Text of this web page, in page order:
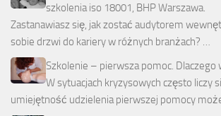
szkolenia iso 18001, BHP Warszawa.
Zastanawiasz się, jak zostać audytorem
sobie drzwi do kariery w różnych branżach? …
Szkolenie – pierwsza pomoc. Dlaczego
W sytuacjach kryzysowych często liczy
umiejętność udzielenia pierwszej pomocy